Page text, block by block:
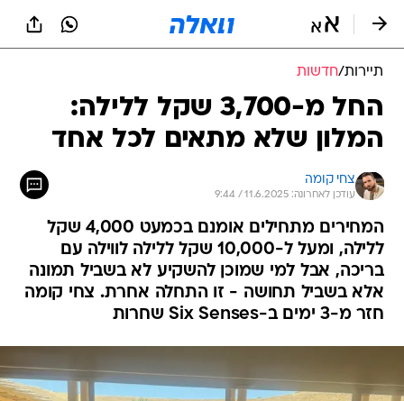
תיירות/חדשות
החל מ-3,700 שקל ללילה:
המלון שלא מתאים לכל אחד
צחי קומה
עודכן לאחרונה: 11.6.2025 / 9:44
המחירים מתחילים אומנם בכמעט 4,000 שקל
ללילה, ומעל ל-10,000 שקל ללילה לווילה עם
בריכה, אבל למי שמוכן להשקיע לא בשביל תמונה
אלא בשביל תחושה - זו התחלה אחרת. צחי קומה
חזר מ-3 ימים ב-Six Senses שחרות